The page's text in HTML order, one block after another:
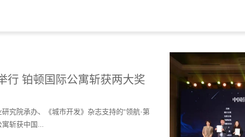
行 铂顿国际公寓斩获两大奖
究院承办、《城市开发》杂志支持的“领航·第
斩获中国...